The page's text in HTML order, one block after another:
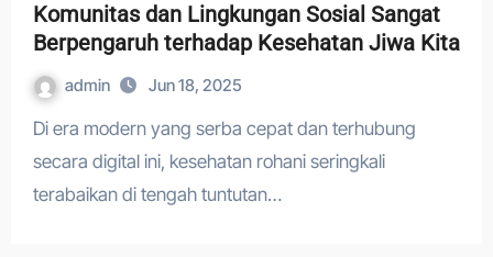
Komunitas dan Lingkungan Sosial Sangat
Berpengaruh terhadap Kesehatan Jiwa Kita
admin Jun 18, 2025
Di era modern yang serba cepat dan terhubung
secara digital ini, kesehatan rohani seringkali
terabaikan di tengah tuntutan…